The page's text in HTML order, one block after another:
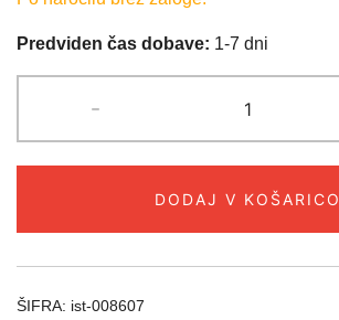
Predviden čas dobave: 1-7 dni
-
BANNER
72Ah
STARTING
BULL-
12V
DODAJ V KOŠARICO
ŠIFRA: ist-008607